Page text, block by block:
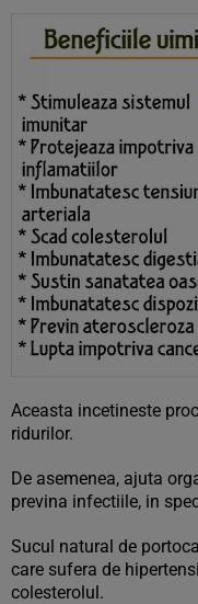
Aceasta incetineste
ridurilor.
De asemenea, ajuta
previna infectiile, in
Sucul natural de
care sufera de
colesterolul.